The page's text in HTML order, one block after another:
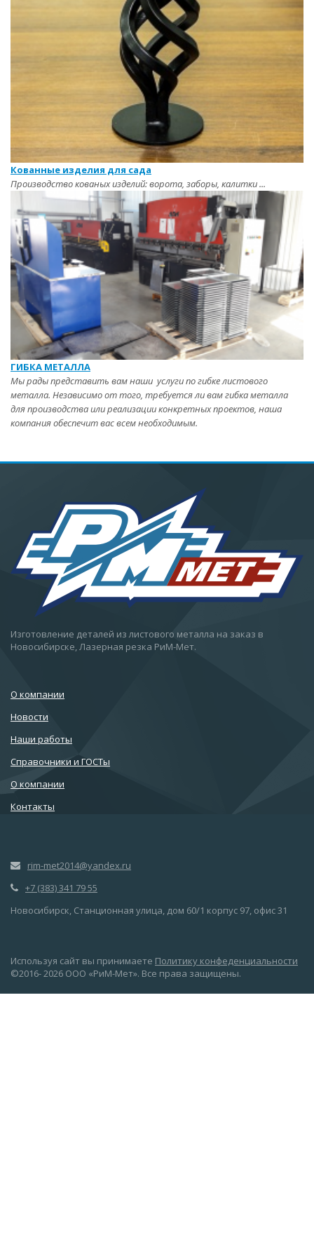
Кованные изделия для сада
Производство кованых изделий: ворота, заборы, калитки ...
ГИБКА МЕТАЛЛА
Мы рады представить вам наши услуги по гибке листового
металла. Независимо от того, требуется ли вам гибка металла
для производства или реализации конкретных проектов, наша
компания обеспечит вас всем необходимым.
Изготовление деталей из листового металла на заказ в
Новосибирске, Лазерная резка РиМ-Мет.
О компании
Новости
Наши работы
Справочники и ГОСТы
О компании
Контакты
rim-met2014@yandex.ru
+7 (383) 341 79 55
Новосибирск, Станционная улица, дом 60/1 корпус 97, офис 31
Используя сайт вы принимаете Политику конфеденциальности
©2016- 2026 ООО «РиМ-Мет». Все права защищены.